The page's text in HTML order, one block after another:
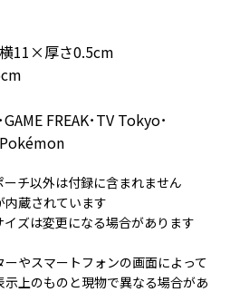
11×厚さ0.5cm
FREAK･TV Tokyo･
チ以外は付録に含まれません
蔵されています
ズは変更になる場合があります
やスマートフォンの画面によって
上のものと現物で異なる場合があ